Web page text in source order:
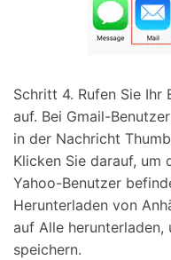
Schritt 4. Rufen Sie
auf. Bei Gmail-
in der Nachricht
Klicken Sie darauf, um
Yahoo-Benutzer
Herunterladen von
auf Alle herunterladen,
speichern.